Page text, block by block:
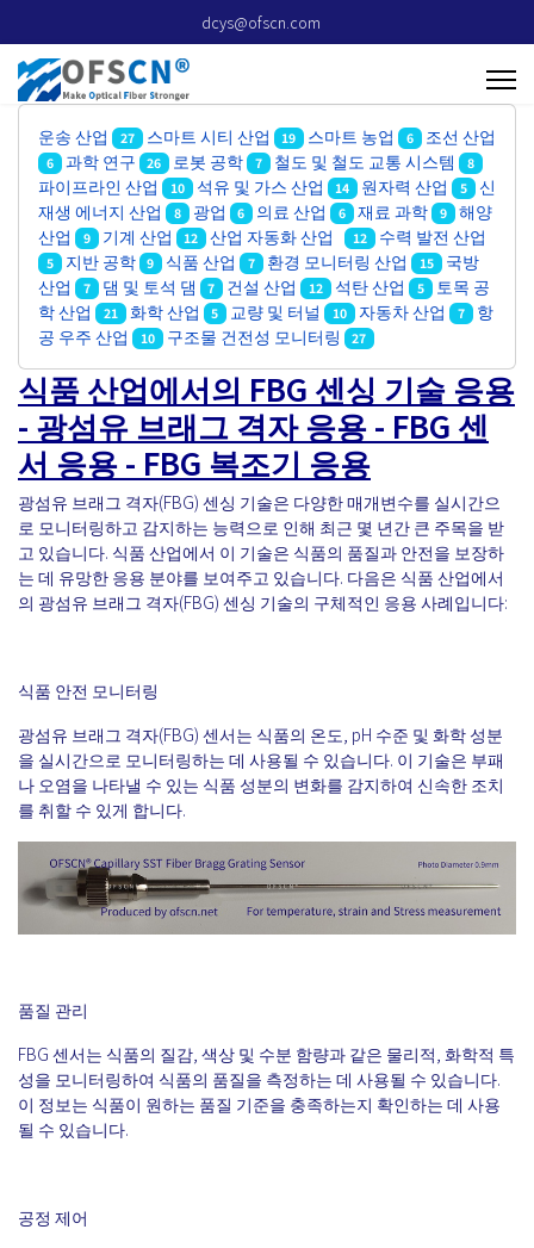
dcys@ofscn.com
운송 산업 27 스마트 시티 산업 19 스마트 농업 6 조선 산업
6 과학 연구 26 로봇 공학 7 철도 및 철도 교통 시스템 8
파이프라인 산업 10 석유 및 가스 산업 14 원자력 산업 5
신
재생 에너지 산업
8 광업 6 의료 산업 6 재료 과학 9
해양
산업
9 기계 산업 12 산업 자동화 산업 12 수력 발전 산업
5 지반 공학 9 식품 산업 7 환경 모니터링 산업 15
국방
산업
7 댐 및 토석 댐 7 건설 산업 12 석탄 산업 5
토목 공
학 산업
21 화학 산업 5 교량 및 터널 10 자동차 산업 7
항
공 우주 산업
10 구조물 건전성 모니터링 27
식품 산업에서의 FBG 센싱 기술 응용
- 광섬유 브래그 격자 응용 - FBG 센
서 응용 - FBG 복조기 응용
광섬유 브래그 격자(FBG) 센싱 기술은 다양한 매개변수를 실시간으
로 모니터링하고 감지하는 능력으로 인해 최근 몇 년간 큰 주목을 받
고 있습니다. 식품 산업에서 이 기술은 식품의 품질과 안전을 보장하
는 데 유망한 응용 분야를 보여주고 있습니다. 다음은 식품 산업에서
의 광섬유 브래그 격자(FBG) 센싱 기술의 구체적인 응용 사례입니다:
식품 안전 모니터링
광섬유 브래그 격자(FBG) 센서는 식품의 온도, pH 수준 및 화학 성분
을 실시간으로 모니터링하는 데 사용될 수 있습니다. 이 기술은 부패
나 오염을 나타낼 수 있는 식품 성분의 변화를 감지하여 신속한 조치
를 취할 수 있게 합니다.
품질 관리
FBG 센서는 식품의 질감, 색상 및 수분 함량과 같은 물리적, 화학적 특
성을 모니터링하여 식품의 품질을 측정하는 데 사용될 수 있습니다.
이 정보는 식품이 원하는 품질 기준을 충족하는지 확인하는 데 사용
될 수 있습니다.
공정 제어